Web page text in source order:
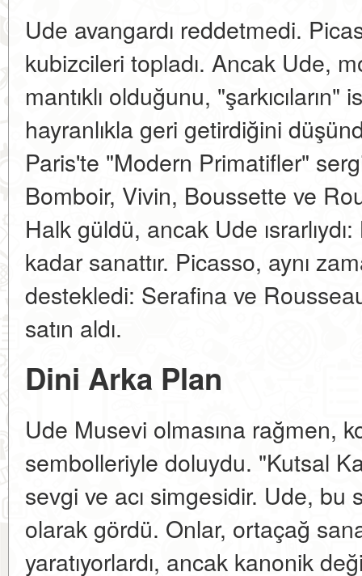
Ude avangardı reddetmedi.
kubizcileri topladı. Ancak Ude,
mantıklı olduğunu,
hayranlıkla geri getirdiğini
Paris'te "Modern Primatifler"
Bomboir, Vivin, Boussette ve
Halk güldü, ancak Ude
kadar sanattır. Picasso, aynı
destekledi: Serafina ve
satın aldı.
Dini Arka Plan
Ude Musevi olmasına rağmen,
sembolleriyle doluydu. "Kutsal
sevgi ve acı simgesidir. Ude, bu
olarak gördü. Onlar, ortaçağ
yaratıyorlardı, ancak kanonik